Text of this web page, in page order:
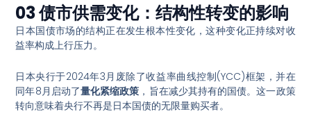
03 债市供需变化：结构性转变的影响
日本国债市场的结构正在发生根本性变化，这种变化正持续对收
益率构成上行压力。
日本央行于2024年3月废除了收益率曲线控制(YCC)框架，并在
同年8月启动了量化紧缩政策 ，旨在减少其持有的国债。这一政策
转向意味着央行不再是日本国债的无限量购买者。